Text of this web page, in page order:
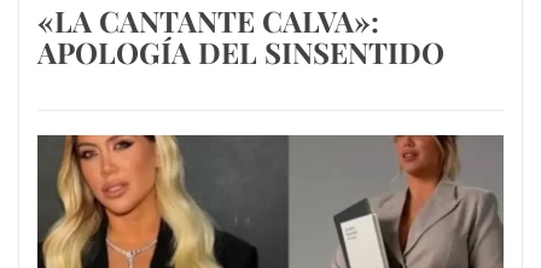
«LA CANTANTE CALVA»:
APOLOGÍA DEL SINSENTIDO